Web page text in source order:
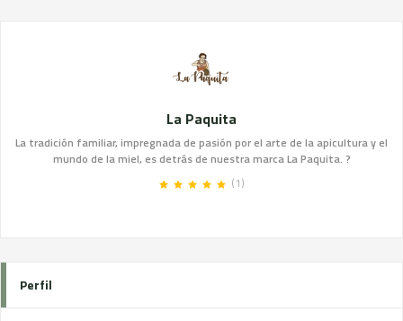
La Paquita
La tradición familiar, impregnada de pasión por el arte de la apicultura y el
mundo de la miel, es detrás de nuestra marca La Paquita. ?
(1)
Perfil